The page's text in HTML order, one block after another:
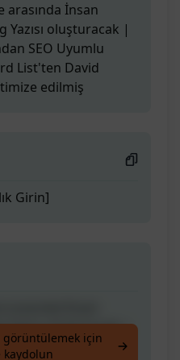
arasında İnsan
Yazısı oluşturacak |
SEO Uyumlu
List'ten David
edilmiş
Girin]
Yazısı oluşturacak |
SEO Uyumlu
görüntülemek için
kaydolun